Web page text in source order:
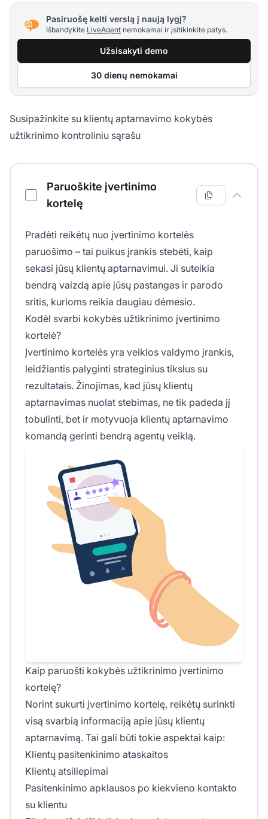
Pasiruošę kelti verslą į naują lygį?
Išbandykite LiveAgent nemokamai ir įsitikinkite patys.
Užsisakyti demo
30 dienų nemokamai
Susipažinkite su klientų aptarnavimo kokybės
užtikrinimo kontroliniu sąrašu
Klientų aptarnavimo kokybės užtikrinimo kontrolinis
Paruoškite įvertinimo
kortelę
Pradėti reikėtų nuo įvertinimo kortelės
paruošimo – tai puikus įrankis stebėti, kaip
sekasi jūsų klientų aptarnavimui. Ji suteikia
bendrą vaizdą apie jūsų pastangas ir parodo
sritis, kurioms reikia daugiau dėmesio.
Kodėl svarbi kokybės užtikrinimo įvertinimo
kortelė?
Įvertinimo kortelės yra veiklos valdymo įrankis,
leidžiantis palyginti strateginius tikslus su
rezultatais. Žinojimas, kad jūsų klientų
aptarnavimas nuolat stebimas, ne tik padeda jį
tobulinti, bet ir motyvuoja klientų aptarnavimo
komandą gerinti bendrą agentų veiklą.
Kaip paruošti kokybės užtikrinimo įvertinimo
kortelę?
Norint sukurti įvertinimo kortelę, reikėtų surinkti
visą svarbią informaciją apie jūsų klientų
aptarnavimą. Tai gali būti tokie aspektai kaip:
Klientų pasitenkinimo ataskaitos
Klientų atsiliepimai
Pasitenkinimo apklausos po kiekvieno kontakto
su klientu